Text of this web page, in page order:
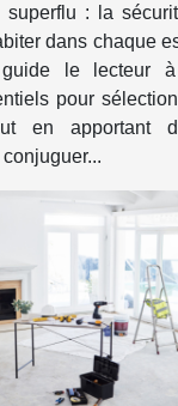
superflu : la
dans chaque
le lecteur
pour
en apportant